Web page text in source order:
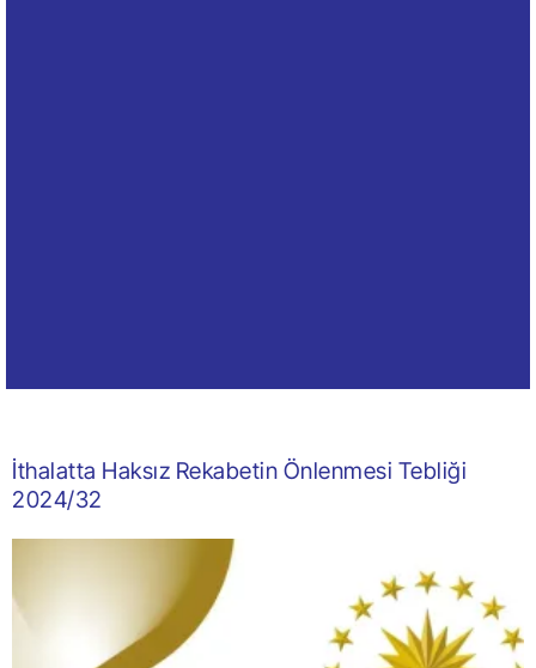
İthalatta Haksız Rekabetin Önlenmesi Tebliği
2024/32